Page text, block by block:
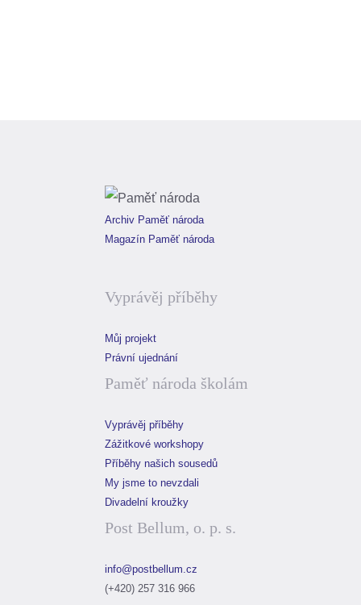
Archiv Paměť národa
Magazín Paměť národa
Vyprávěj příběhy
Můj projekt
Právní ujednání
Paměť národa školám
Vyprávěj příběhy
Zážitkové workshopy
Příběhy našich sousedů
My jsme to nevzdali
Divadelní kroužky
Post Bellum, o. p. s.
info@postbellum.cz
(+420) 257 316 966